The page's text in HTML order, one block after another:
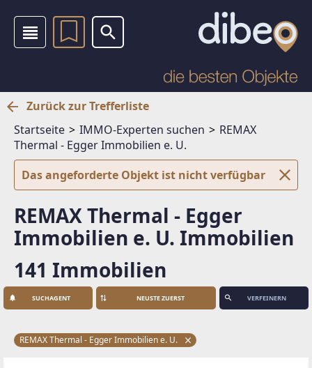
Zurück zur Trefferliste
Startseite
IMMO-Experten suchen
REMAX
Thermal - Egger Immobilien e. U.
Das angeforderte Objekt ist nicht verfügbar
REMAX Thermal - Egger
Immobilien e. U. Immobilien
141 Immobilien
SUCHAGENT VERFEINERN
REMAX Thermal - Egger Immobilien e. U.